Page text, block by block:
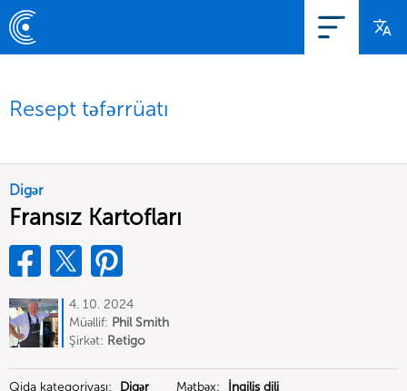
Resept təfərrüatı
Digər
Fransız Kartofları
4. 10. 2024
Müəllif: Phil Smith
Şirkət: Retigo
Qida kateqoriyası: Digər Mətbəx: İngilis dili